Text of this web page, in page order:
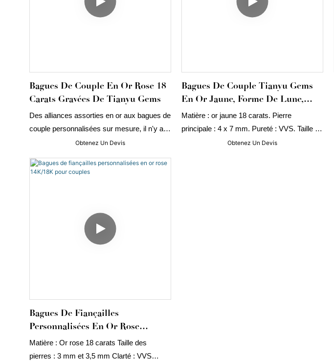
Bagues De Couple En Or Rose 18
Carats Gravées De Tianyu Gems
Des alliances assorties en or aux bagues de
couple personnalisées sur mesure, il n'y a
pas de limite à ce que vous pouvez créer
Obtenez Un Devis
Bagues De Couple Tianyu Gems
En Or Jaune, Forme De Lune,
Moissanite, Design Spécial
Matière : or jaune 18 carats. Pierre
principale : 4 x 7 mm. Pureté : VVS. Taille :
demi-lune. Poids de l’or : environ 12 g.
Obtenez Un Devis
Bagues De Fiançailles
Personnalisées En Or Rose
14K/18K Pour Couples
Matière : Or rose 18 carats Taille des
pierres : 3 mm et 3,5 mm Clarté : VVS